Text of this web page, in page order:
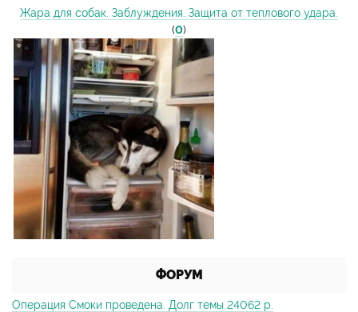
Жара для собак. Заблуждения. Защита от теплового удара.
(0)
ФОРУМ
Операция Смоки проведена. Долг темы 24062 р.